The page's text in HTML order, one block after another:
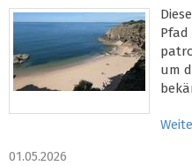
um
01.05.2026